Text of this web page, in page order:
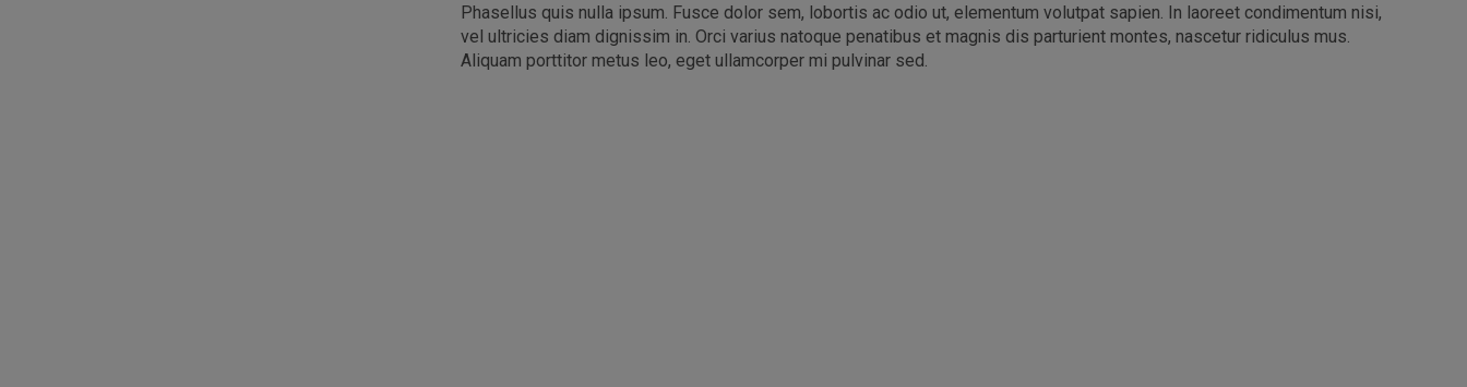
Phasellus quis nulla ipsum. Fusce dolor sem, lobortis ac odio ut, elementum volutpat sapien. In laoreet condimentum nisi,
vel ultricies diam dignissim in. Orci varius natoque penatibus et magnis dis parturient montes, nascetur ridiculus mus.
Aliquam porttitor metus leo, eget ullamcorper mi pulvinar sed.